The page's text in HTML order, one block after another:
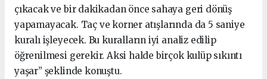
çıkacak ve bir dakikadan önce sahaya geri dönüş
yapamayacak. Taç ve korner atışlarında da 5 saniye
kuralı işleyecek. Bu kuralların iyi analiz edilip
öğrenilmesi gerekir. Aksi halde birçok kulüp sıkıntı
yaşar” şeklinde konuştu.